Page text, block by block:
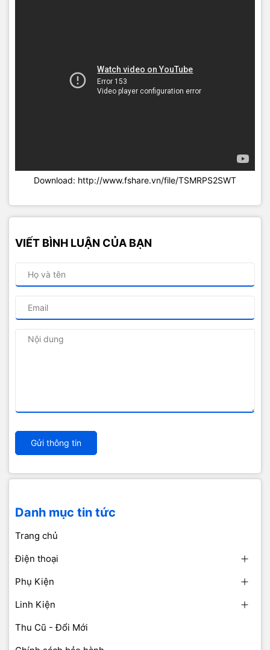
Download: http://www.fshare.vn/file/TSMRPS2SWT
VIẾT BÌNH LUẬN CỦA BẠN
Gửi thông tin
Danh mục tin tức
Trang chủ
Điện thoại
Phụ Kiện
Linh Kiện
Thu Cũ - Đổi Mới